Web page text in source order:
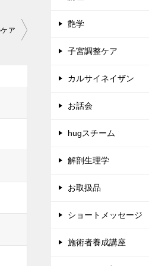
ア
艶学
子宮調整ケア
カルサイネイザン
お話会
hugスチーム
解剖生理学
お取扱品
ショートメッセージ
施術者養成講座